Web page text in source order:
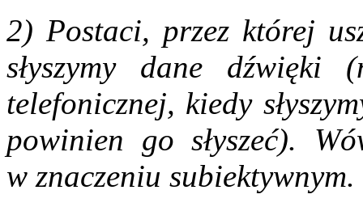
2) Postaci, przez której
słyszymy dane dźwięki
telefonicznej, kiedy
powinien go słyszeć).
w znaczeniu subiektywnym.